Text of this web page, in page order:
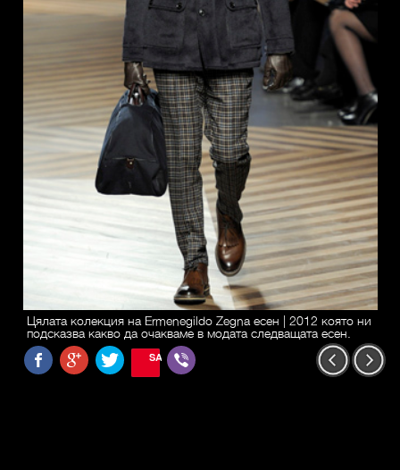
Цялата колекция на Ermenegildo Zegna есен | 2012 която ни
подсказва какво да очакваме в модата следващата есен.
SAVE